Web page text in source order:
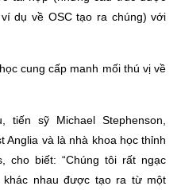
dụ về OSC tạo ra chúng) với
cung cấp manh mối thú vị về
sỹ Michael Stephenson,
và là nhà khoa học thỉnh
cho biết: “Chúng tôi rất ngạc
nhau được tạo ra từ một